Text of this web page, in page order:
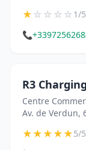
★☆☆☆☆1/5
📞
R3
Centre
Av. de Verdun,
★★★★★5/5